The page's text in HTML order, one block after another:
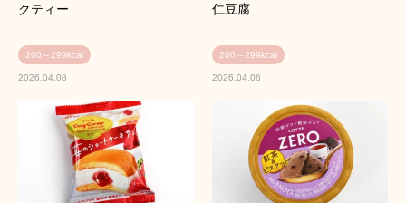
クティー
200～299kcal
2026.04.08
仁豆腐
200～299kcal
2026.04.06